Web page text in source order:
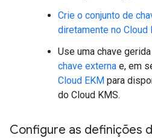
Crie o conjunto de
diretamente no Cloud
Use uma chave
chave externa e, em
Cloud EKM para
do Cloud KMS.
Configure as definições